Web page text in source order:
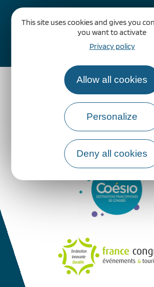
This site uses cookies and gives you
you want to activate
Privacy policy
Allow all cookies
Personalize
Deny all cookies
Comment venir ?